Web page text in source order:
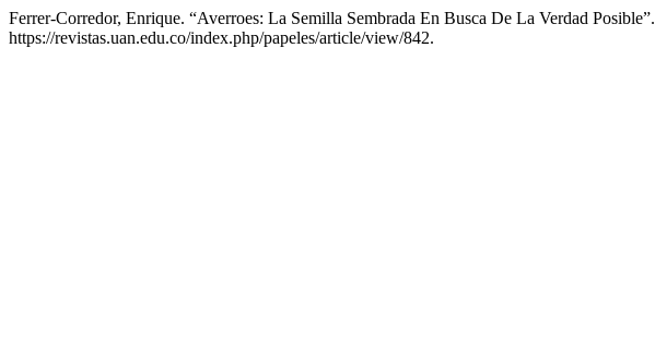
Ferrer-Corredor, Enrique. “Averroes: La Semilla Sembrada En Busca De La Verdad Posible”.
https://revistas.uan.edu.co/index.php/papeles/article/view/842.